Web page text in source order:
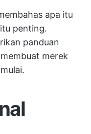
apa itu
penting.
panduan
merek